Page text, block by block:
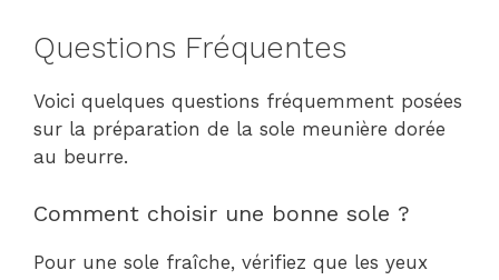
Questions Fréquentes
Voici quelques questions fréquemment posées
sur la préparation de la sole meunière dorée
au beurre.
Comment choisir une bonne sole ?
Pour une sole fraîche, vérifiez que les yeux